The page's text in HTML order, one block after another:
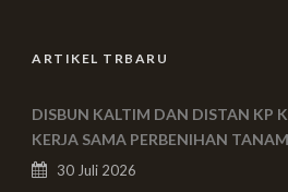
ARTIKEL TRBARU
DISBUN KALTIM DAN DISTAN KP
KERJA SAMA PERBENIHAN
30 Juli 2026